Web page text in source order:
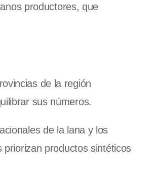
productores, que
de la región
sus números.
de la lana y los
productos sintéticos